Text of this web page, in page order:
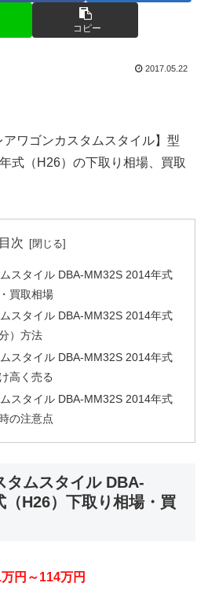
コピー
2017.05.22
ワゴンカスタムスタイル】型
式（H26）の下取り相場、買取
目次
スタイル DBA-MM32S 2014年式
買取相場
スタイル DBA-MM32S 2014年式
）方法
スタイル DBA-MM32S 2014年式
高く売る
スタイル DBA-MM32S 2014年式
の注意点
タムスタイル DBA-
（H26）下取り相場・買
円～114万円